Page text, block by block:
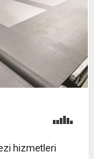
hizmetleri